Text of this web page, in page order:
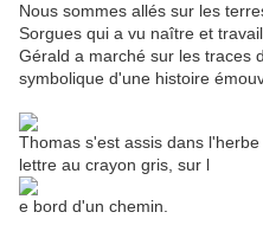
Nous sommes allés sur les
Sorgues qui a vu naître et
Gérald a marché sur les traces
symbolique d'une histoire
Thomas s'est assis dans
lettre au crayon gris, sur l
e bord d'un chemin.